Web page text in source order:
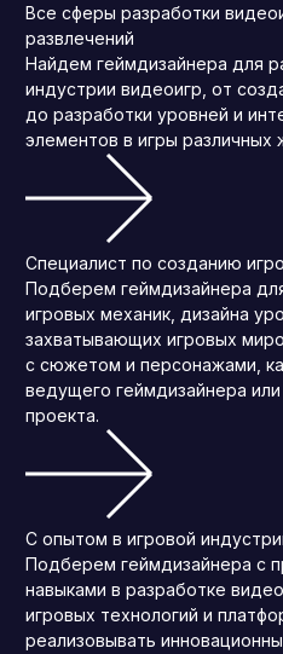
Все сферы разработки
развлечений
Найдем геймдизайнера для
индустрии видеоигр, от
до разработки уровней и
элементов в игры различных
Специалист по созданию
Подберем геймдизайнера
игровых механик, дизайна
захватывающих игровых
с сюжетом и персонажами,
ведущего геймдизайнера
проекта.
С опытом в игровой
Подберем геймдизайнера с
навыками в разработке
игровых технологий и
реализовывать